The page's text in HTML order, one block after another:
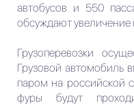
автобусов и 550
обсуждают увеличение
Грузоперевозки
Грузовой автомобиль
паром на российской
фуры будут